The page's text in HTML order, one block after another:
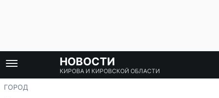
НОВОСТИ
КИРОВА И КИРОВСКОЙ ОБЛАСТИ
ГОРОД